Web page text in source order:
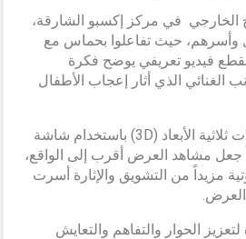
في مركز إكسبو الشارقة،
وأسرهم، حيث تفاعلوا بحماس مع
فيديو تعريفي يوضح فكرة
الغنائي الذي أثار إعجاب الأطفال
واعتمد العرض على ديكورات ثلاثية الأبعاد (3D) باستخدام شاشة
جعل مشاهد العرض أقرب إلى الواقع،
مزيداً من التشويق والإثارة أسرت
الحوار والتفاهم والتعايش